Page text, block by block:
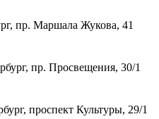
пр. Маршала Жукова, 41
пр. Просвещения, 30/1
проспект Культуры, 29/1